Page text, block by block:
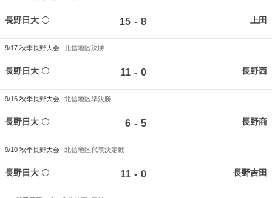
長野日大 15 - 8 上田
9/17 秋季長野大会 北信地区決勝
長野日大 11 - 0 長野西
9/16 秋季長野大会 北信地区準決勝
長野日大 6 - 5 長野商
9/10 秋季長野大会 北信地区代表決定戦
長野日大 11 - 0 長野吉田